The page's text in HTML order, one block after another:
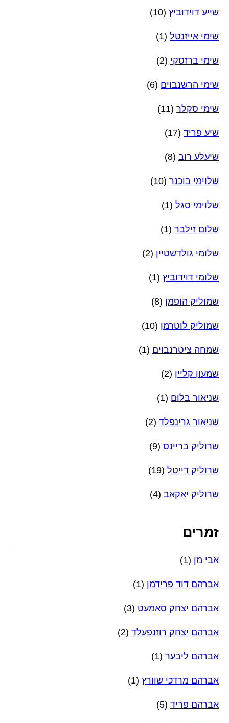
שייע דוידוביץ (10)
שימי אייזנטל (1)
שימי ברזסקי (2)
שימי הרשנבוים (6)
שימי סקלר (11)
שיע פריד (17)
שיעלע רוב (8)
שלוימי בוכנר (10)
שלוימי סגל (1)
שלום זילבר (1)
שלומי גולדשטיין (2)
שלומי דוידוביץ (1)
שמוליק הופמן (8)
שמוליק לוטרמן (10)
שמחה ציטרנבוים (1)
שמעון קליין (2)
שניאור בלום (1)
שניאור גרינפלד (2)
שרוליק בריינס (9)
שרוליק דייטל (19)
שרוליק יאקאב (4)
זמרים
אבי מן (1)
אברהם דוד פרידמן (1)
אברהם יצחק סאמעט (3)
אברהם יצחק רוזנפעלד (2)
אברהם ליבער (1)
אברהם מרדכי שוורץ (1)
אברהם פריד (5)